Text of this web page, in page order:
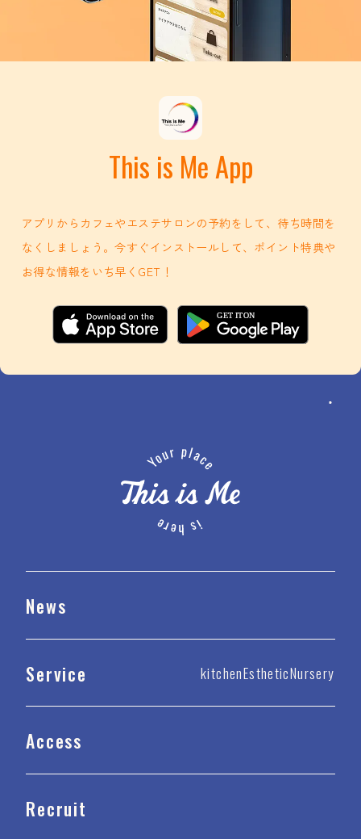
This is Me App
アプリからカフェやエステサロンの予約をして、待ち時間を
なくしましょう。今すぐインストールして、ポイント特典や
お得な情報をいち早くGET！
News
Service kitchenEstheticNursery
Access
Recruit